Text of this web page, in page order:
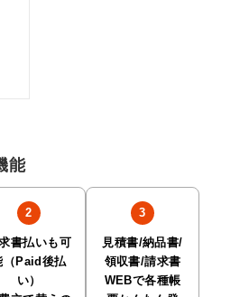
能
書払いも可
（Paid後払
い）
見積書/納品書/
領収書/請求書
WEBで各種帳